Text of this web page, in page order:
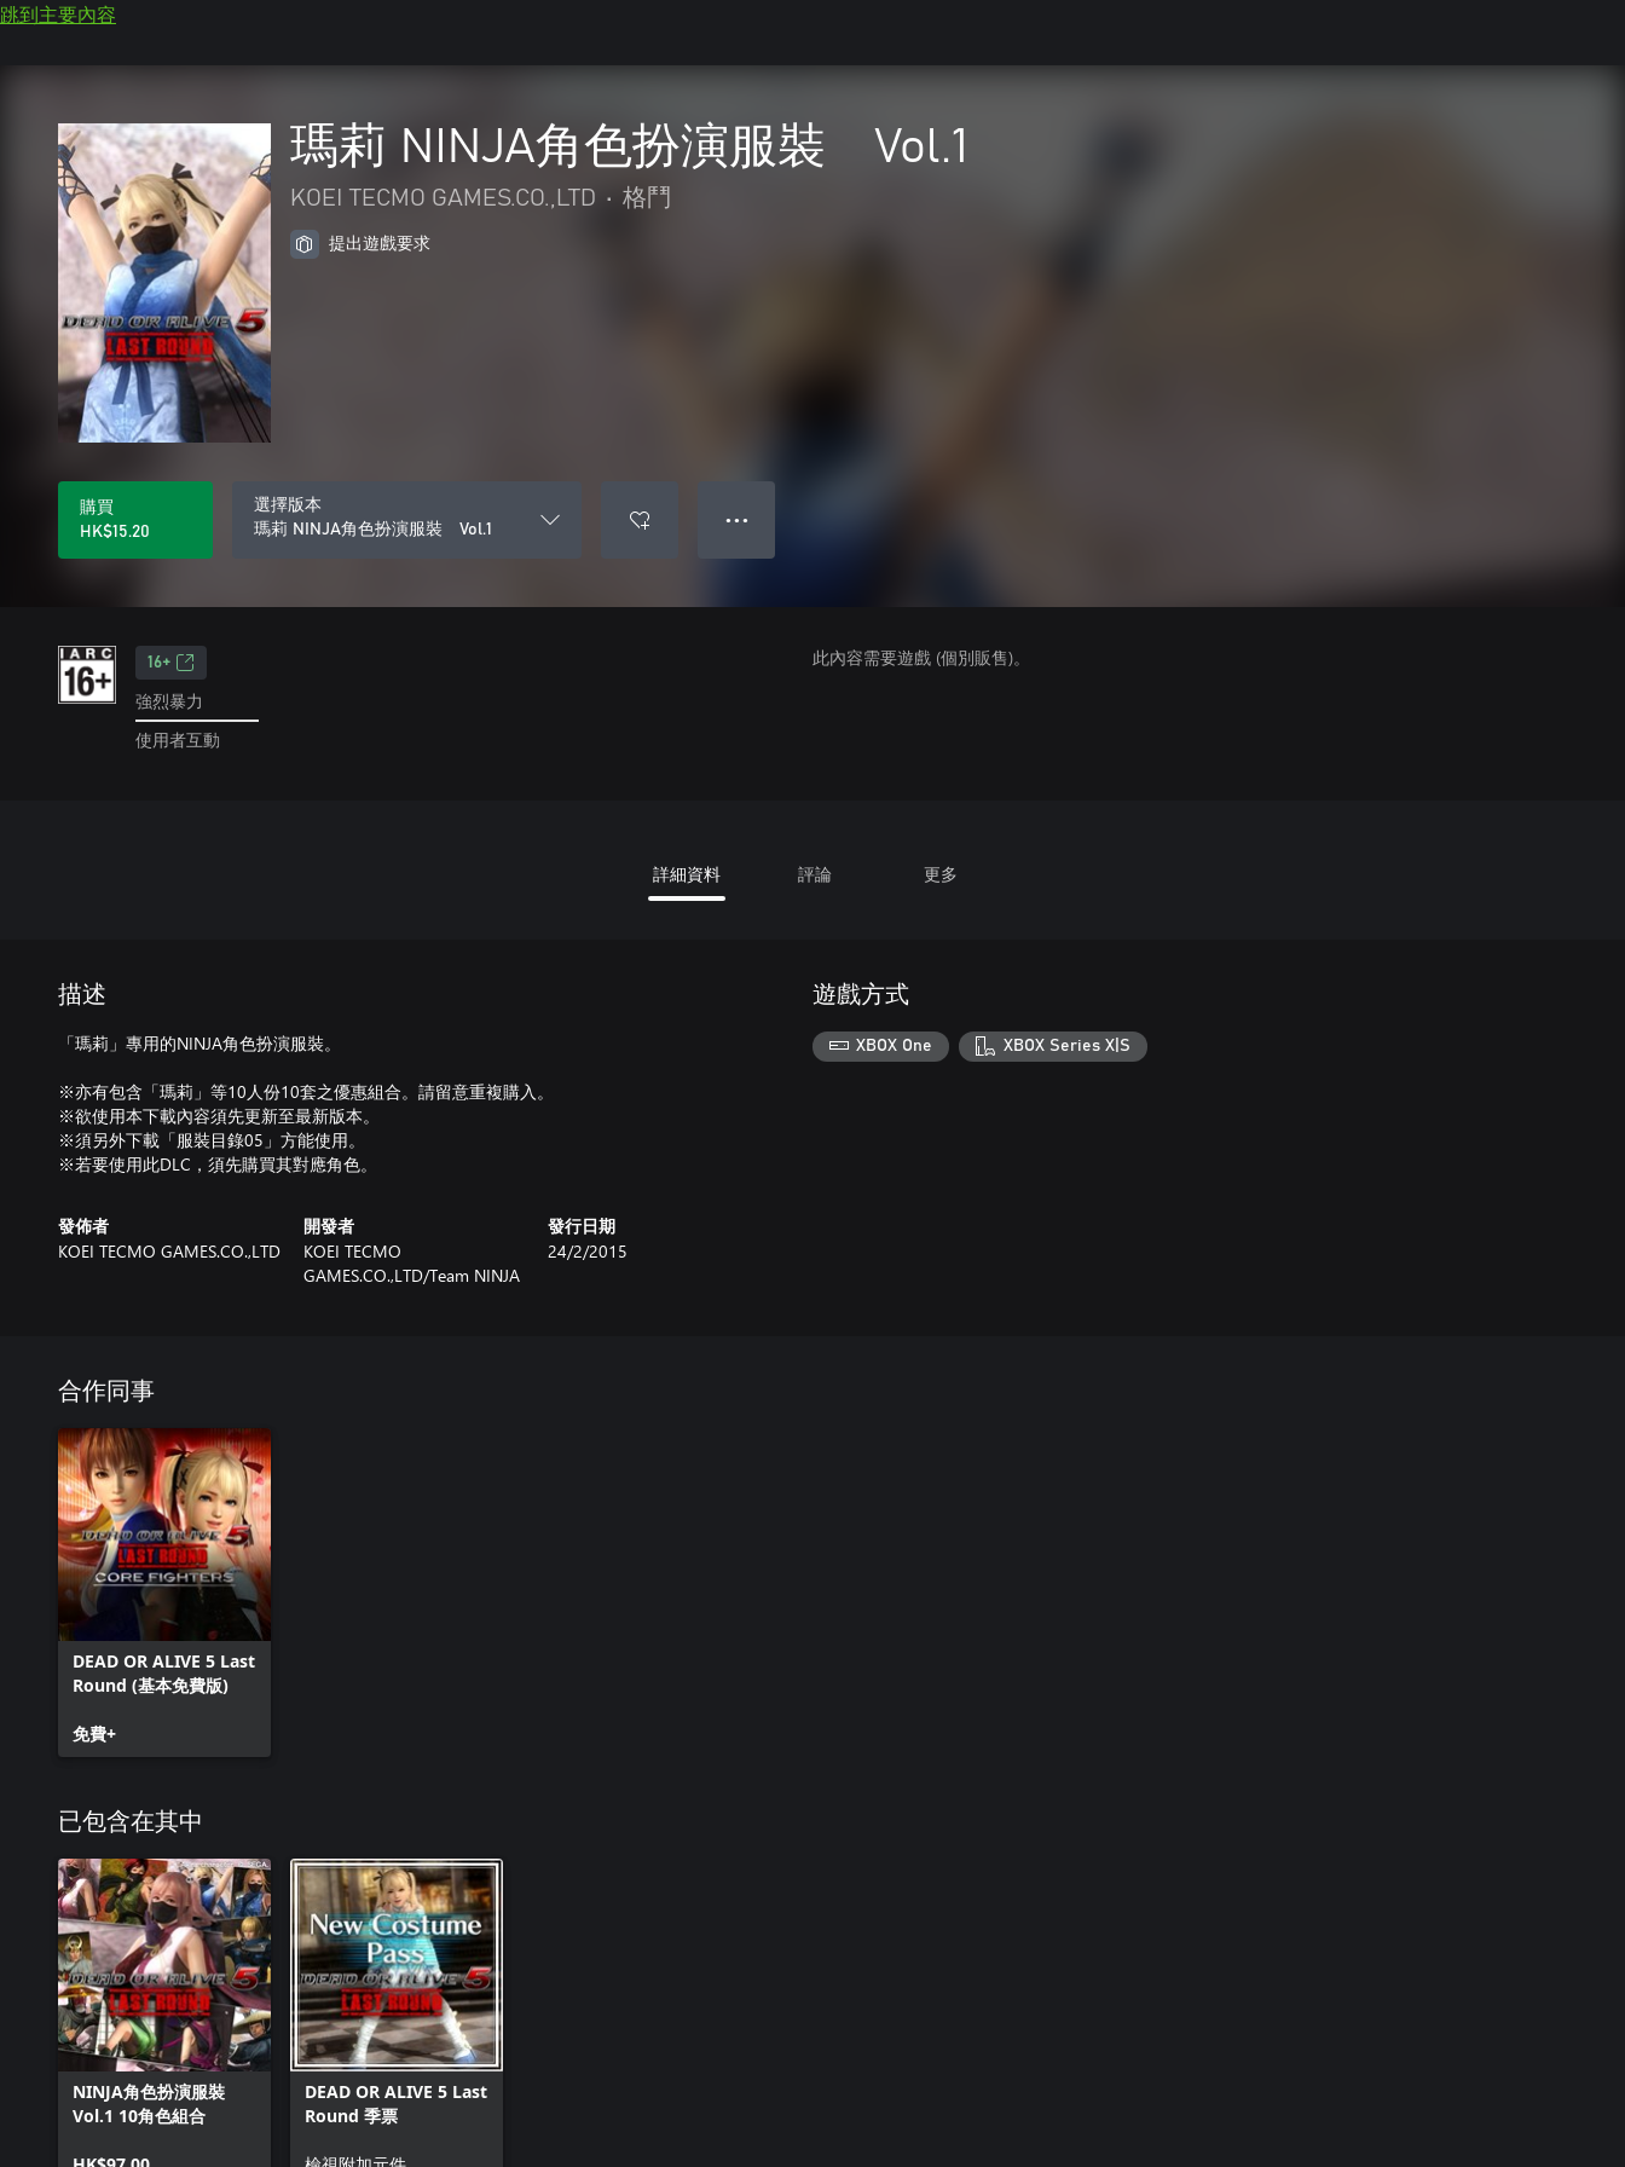
跳到主要內容
瑪莉 NINJA角色扮演服裝 Vol.1
KOEI TECMO GAMES.CO.,LTD • 格鬥
提出遊戲要求
購買
HK$15.20
選擇版本
瑪莉 NINJA角色扮演服裝 Vol.1
● ● ●
16+
強烈暴力
使用者互動
此內容需要遊戲 (個別販售)。
詳細資料 評論 更多
描述
「瑪莉」專用的NINJA角色扮演服裝。
※亦有包含「瑪莉」等10人份10套之優惠組合。請留意重複購入。
※欲使用本下載內容須先更新至最新版本。
※須另外下載「服裝目錄05」方能使用。
※若要使用此DLC，須先購買其對應角色。
發佈者
KOEI TECMO GAMES.CO.,LTD
開發者
KOEI TECMO
GAMES.CO.,LTD/Team NINJA
發行日期
24/2/2015
遊戲方式
XBOX One XBOX Series X|S
合作同事
DEAD OR ALIVE 5 Last
Round (基本免費版)
免費+
已包含在其中
NINJA角色扮演服裝
Vol.1 10角色組合
DEAD OR ALIVE 5 Last
Round 季票